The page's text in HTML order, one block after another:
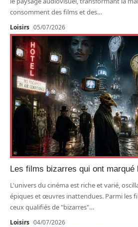
consomment des films et des…
Loisirs 05/07/2026
Les films bizarres qui ont marqué
L'univers du cinéma est riche et varié,
épiques et œuvres inattendues. Parmi les
ceux qualifiés de "bizarres"…
Loisirs 04/07/2026